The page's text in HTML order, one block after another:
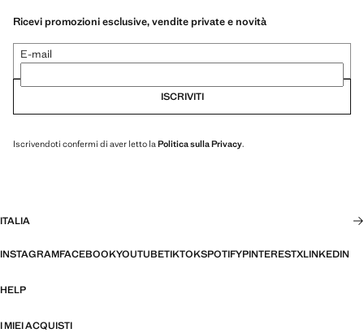
Ricevi promozioni esclusive, vendite private e novità
E-mail
ISCRIVITI
Iscrivendoti confermi di aver letto la Politica sulla Privacy.
ITALIA
INSTAGRAMFACEBOOKYOUTUBETIKTOKSPOTIFYPINTERESTXLINKEDIN
HELP
I MIEI ACQUISTI